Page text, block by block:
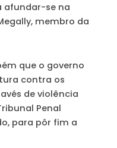
afundar-se na
membro da
que o governo
contra os
de violência
Penal
para pôr fim a